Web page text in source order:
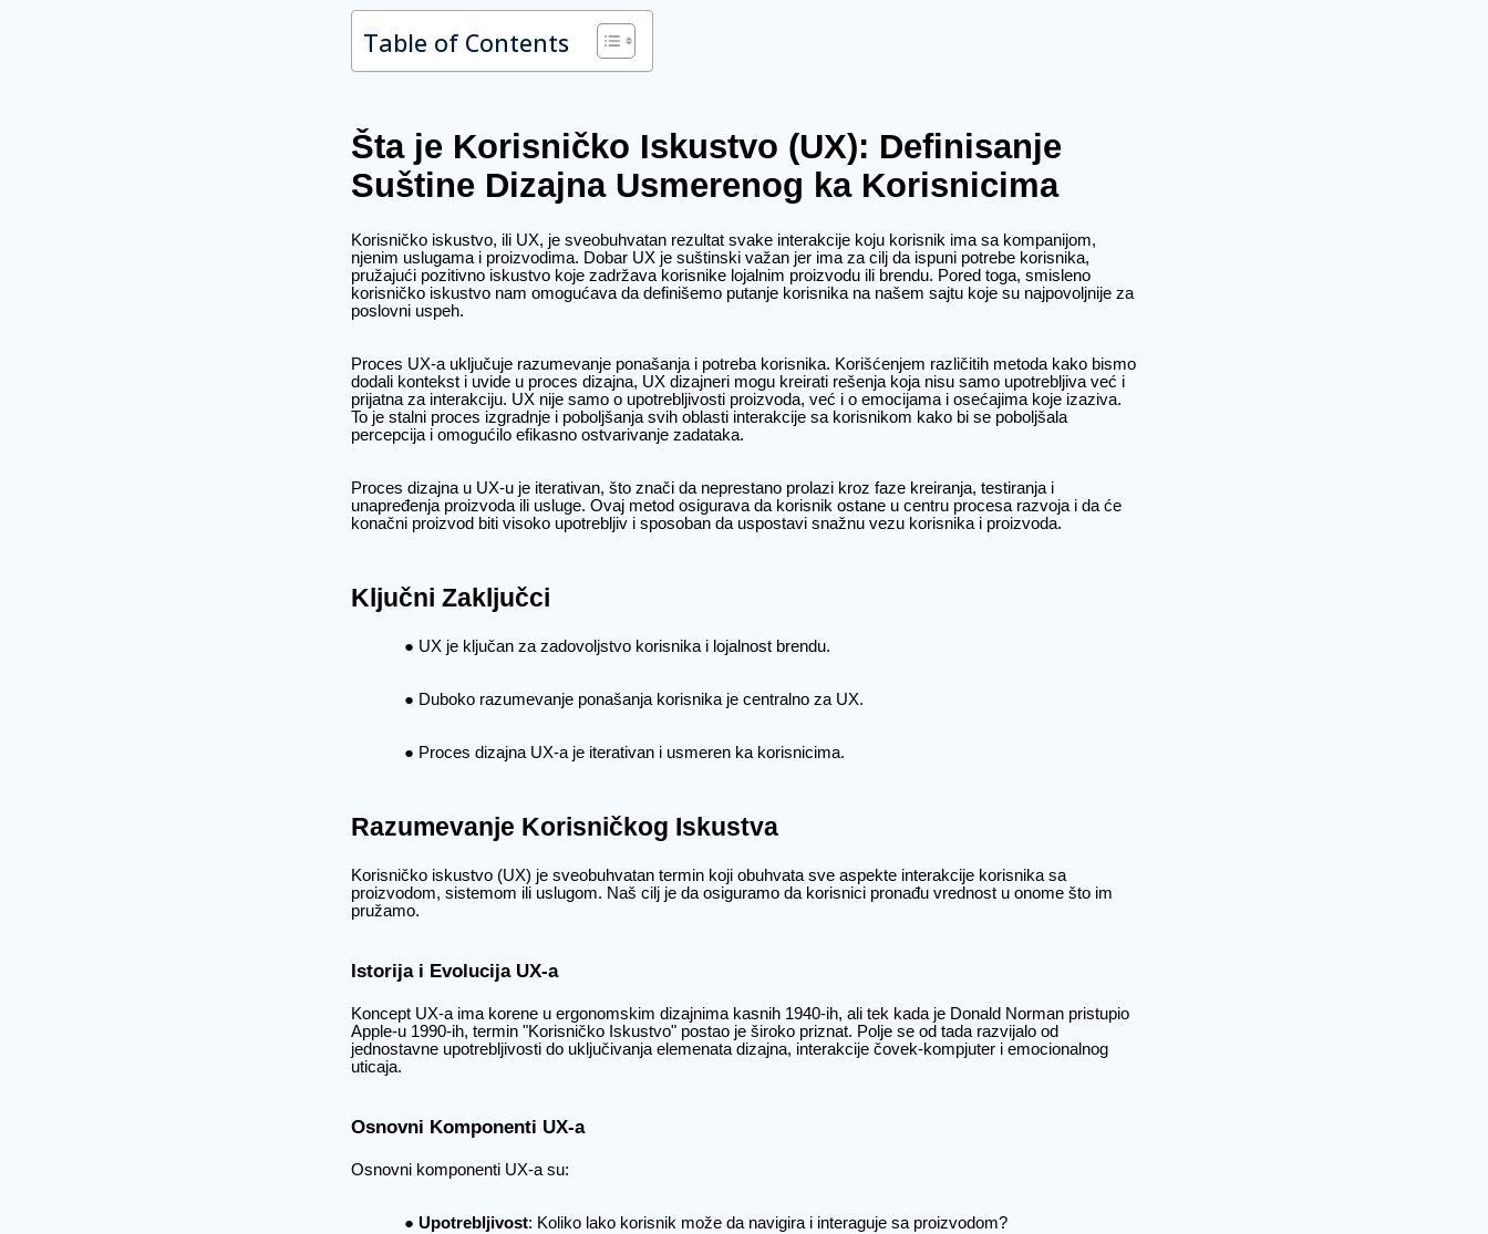
Table of Contents
Šta je Korisničko Iskustvo (UX): Definisanje
Suštine Dizajna Usmerenog ka Korisnicima
Korisničko iskustvo, ili UX, je sveobuhvatan rezultat svake interakcije koju korisnik ima sa kompanijom,
njenim uslugama i proizvodima. Dobar UX je suštinski važan jer ima za cilj da ispuni potrebe korisnika,
pružajući pozitivno iskustvo koje zadržava korisnike lojalnim proizvodu ili brendu. Pored toga, smisleno
korisničko iskustvo nam omogućava da definišemo putanje korisnika na našem sajtu koje su najpovoljnije za
poslovni uspeh.
Proces UX-a uključuje razumevanje ponašanja i potreba korisnika. Korišćenjem različitih metoda kako bismo
dodali kontekst i uvide u proces dizajna, UX dizajneri mogu kreirati rešenja koja nisu samo upotrebljiva već i
prijatna za interakciju. UX nije samo o upotrebljivosti proizvoda, već i o emocijama i osećajima koje izaziva.
To je stalni proces izgradnje i poboljšanja svih oblasti interakcije sa korisnikom kako bi se poboljšala
percepcija i omogućilo efikasno ostvarivanje zadataka.
Proces dizajna u UX-u je iterativan, što znači da neprestano prolazi kroz faze kreiranja, testiranja i
unapređenja proizvoda ili usluge. Ovaj metod osigurava da korisnik ostane u centru procesa razvoja i da će
konačni proizvod biti visoko upotrebljiv i sposoban da uspostavi snažnu vezu korisnika i proizvoda.
Ključni Zaključci
UX je ključan za zadovoljstvo korisnika i lojalnost brendu.
Duboko razumevanje ponašanja korisnika je centralno za UX.
Proces dizajna UX-a je iterativan i usmeren ka korisnicima.
Razumevanje Korisničkog Iskustva
Korisničko iskustvo (UX) je sveobuhvatan termin koji obuhvata sve aspekte interakcije korisnika sa
proizvodom, sistemom ili uslugom. Naš cilj je da osiguramo da korisnici pronađu vrednost u onome što im
pružamo.
Istorija i Evolucija UX-a
Koncept UX-a ima korene u ergonomskim dizajnima kasnih 1940-ih, ali tek kada je Donald Norman pristupio
Apple-u 1990-ih, termin "Korisničko Iskustvo" postao je široko priznat. Polje se od tada razvijalo od
jednostavne upotrebljivosti do uključivanja elemenata dizajna, interakcije čovek-kompjuter i emocionalnog
uticaja.
Osnovni Komponenti UX-a
Osnovni komponenti UX-a su:
Upotrebljivost: Koliko lako korisnik može da navigira i interaguje sa proizvodom?